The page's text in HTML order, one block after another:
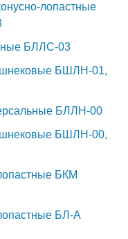
лопастные
БЛЛС-03
шнековые БШЛН-01,
БЛЛН-00
шнековые БШЛН-00,
БКМ
БЛ-А